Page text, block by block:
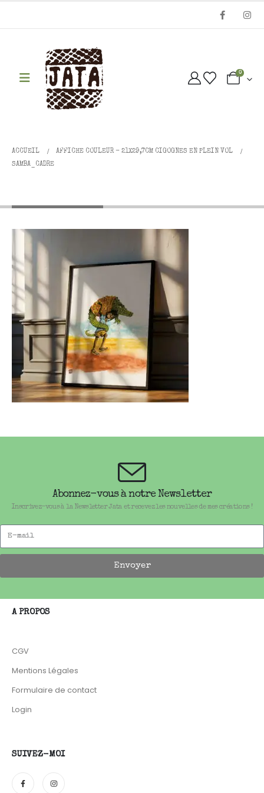
0
ACCUEIL
AFFICHE COULEUR - 21X29,7CM CIGOGNES EN PLEIN VOL
SAMBA_CADRE
Abonnez-vous à notre Newsletter
Inscrivez-vous à la Newsletter Jata et recevez les nouvelles de mes créations !
Envoyer
A PROPOS
CGV
Mentions Légales
Formulaire de contact
Login
SUIVEZ-MOI